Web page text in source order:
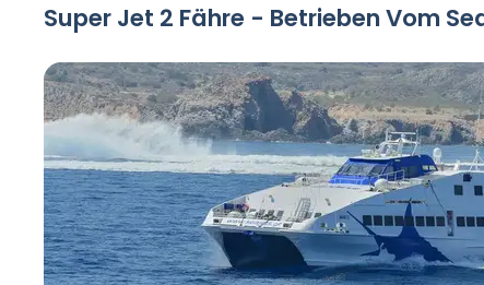
Super Jet 2 Fähre - Betrieben Vom